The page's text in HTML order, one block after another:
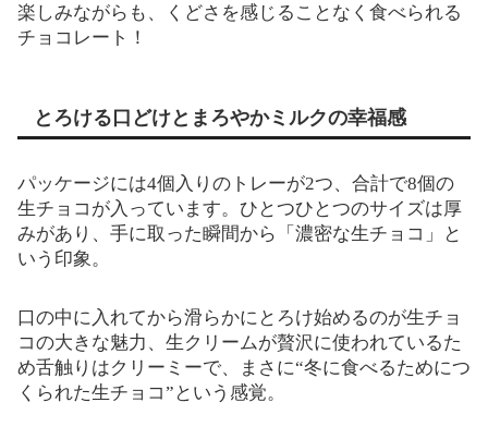
楽しみながらも、くどさを感じることなく食べられる
チョコレート！
とろける口どけとまろやかミルクの幸福感
パッケージには4個入りのトレーが2つ、合計で8個の
生チョコが入っています。ひとつひとつのサイズは厚
みがあり、手に取った瞬間から「濃密な生チョコ」と
いう印象。
口の中に入れてから滑らかにとろけ始めるのが生チョ
コの大きな魅力、生クリームが贅沢に使われているた
め舌触りはクリーミーで、まさに“冬に食べるためにつ
くられた生チョコ”という感覚。